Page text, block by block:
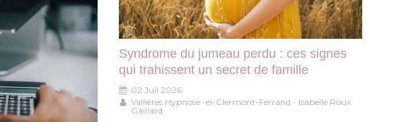
Syndrome du jumeau perdu : ces signes
qui trahissent un secret de famille
02 Juil 2026
Vallières Hypnose -ei-Clermont-Ferrand - Isabelle Roux
Gaillard